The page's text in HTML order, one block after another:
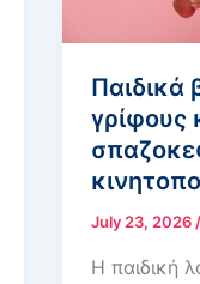
Παιδικά
γρίφους
July 23, 2026/
Η παιδική